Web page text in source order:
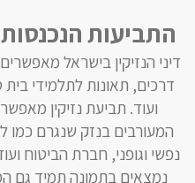
התביעות
דיני הנזיקין בישראל
דרכים, תאונות לתלמידי
ועוד. תביעת נזיקין
המעורבים בנזק שנגרם
נפשי וגופני, חברת הביטוח
נמצאים בתמונה תמיד גם